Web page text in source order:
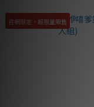
官網限定，超限量販售